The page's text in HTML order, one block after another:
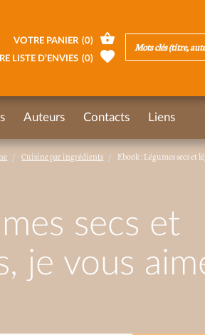
Cuisine par ingrédients Ebook : Légumes secs et
secs et
je vous
VOTRE PANIER (0)
LISTE D’ENVIES (0)
Auteurs Contacts Liens